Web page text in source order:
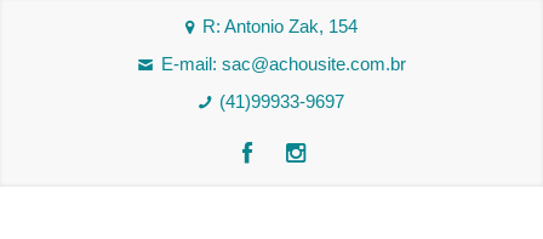
R: Antonio Zak, 154
E-mail: sac@achousite.com.br
(41)99933-9697